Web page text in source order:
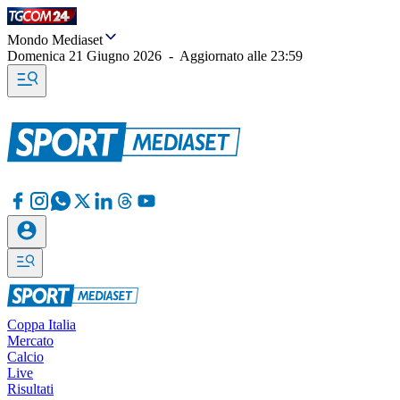
Mondo Mediaset
Domenica 21 Giugno 2026 - Aggiornato alle 23:59
Coppa Italia
Mercato
Calcio
Live
Risultati